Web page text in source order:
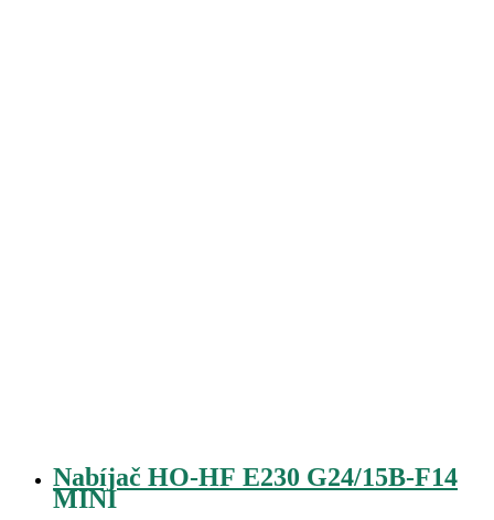
Nabíjač HO-HF E230 G24/15B-F14
MINI